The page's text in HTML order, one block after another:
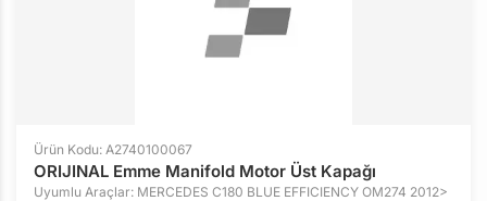
Ürün Kodu: A2740100067
ORIJINAL Emme Manifold Motor Üst Kapağı
Uyumlu Araçlar: MERCEDES C180 BLUE EFFICIENCY OM274 2012>